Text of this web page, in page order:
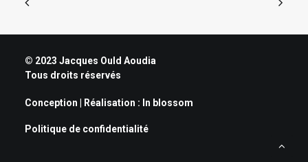
© 2023 Jacques Ould Aoudia
Tous droits réservés
Conception | Réalisation : In blossom
Politique de confidentialité